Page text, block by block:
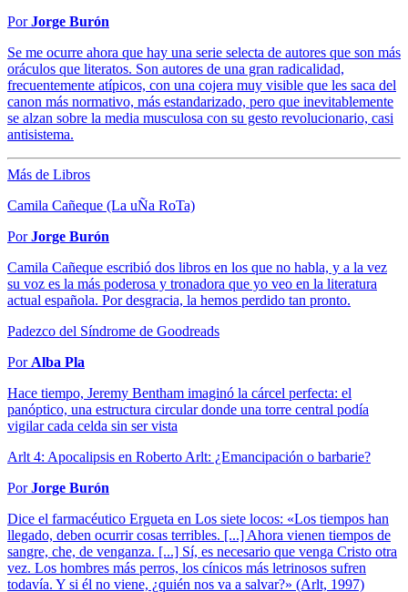
PorJorge Burón
Se me ocurre ahora que hay una serie selecta de autores que son más
oráculos que literatos. Son autores de una gran radicalidad,
frecuentemente atípicos, con una cojera muy visible que les saca del
canon más normativo, más estandarizado, pero que inevitablemente
se alzan sobre la media musculosa con su gesto revolucionario, casi
antisistema.
Más de Libros
Camila Cañeque (La uÑa RoTa)
PorJorge Burón
Camila Cañeque escribió dos libros en los que no habla, y a la vez
su voz es la más poderosa y tronadora que yo veo en la literatura
actual española. Por desgracia, la hemos perdido tan pronto.
Padezco del Síndrome de Goodreads
Por Alba Pla
Hace tiempo, Jeremy Bentham imaginó la cárcel perfecta: el
panóptico, una estructura circular donde una torre central podía
vigilar cada celda sin ser vista
Arlt 4: Apocalipsis en Roberto Arlt: ¿Emancipación o barbarie?
PorJorge Burón
Dice el farmacéutico Ergueta en Los siete locos: «Los tiempos han
llegado, deben ocurrir cosas terribles. [...] Ahora vienen tiempos de
sangre, che, de venganza. [...] Sí, es necesario que venga Cristo otra
vez. Los hombres más perros, los cínicos más letrinosos sufren
todavía. Y si él no viene, ¿quién nos va a salvar?» (Arlt, 1997)